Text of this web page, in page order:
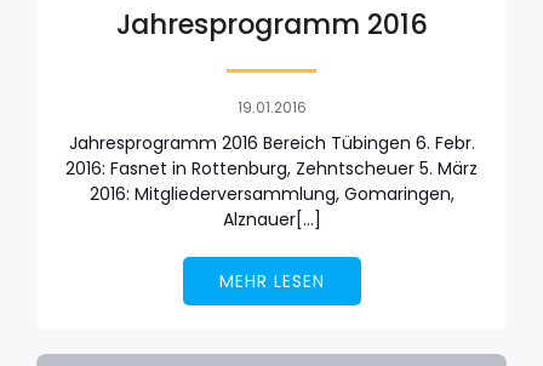
Jahresprogramm 2016
19.01.2016
Jahresprogramm 2016 Bereich Tübingen 6. Febr.
2016: Fasnet in Rottenburg, Zehntscheuer 5. März
2016: Mitgliederversammlung, Gomaringen,
Alznauer[…]
MEHR LESEN